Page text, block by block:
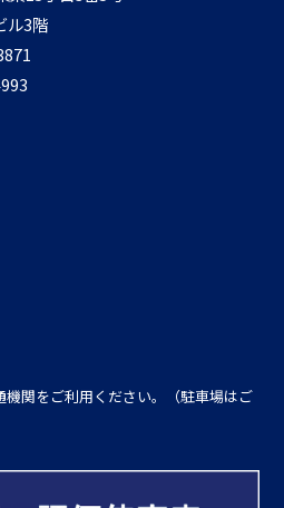
ル3階
関をご利用ください。（駐車場はご